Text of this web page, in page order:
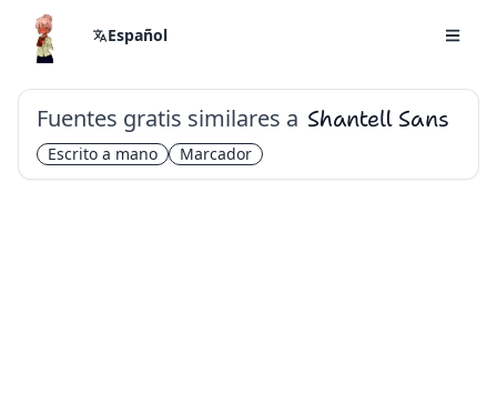
Español
Fuentes gratis similares a Shantell Sans
Escrito a mano Marcador